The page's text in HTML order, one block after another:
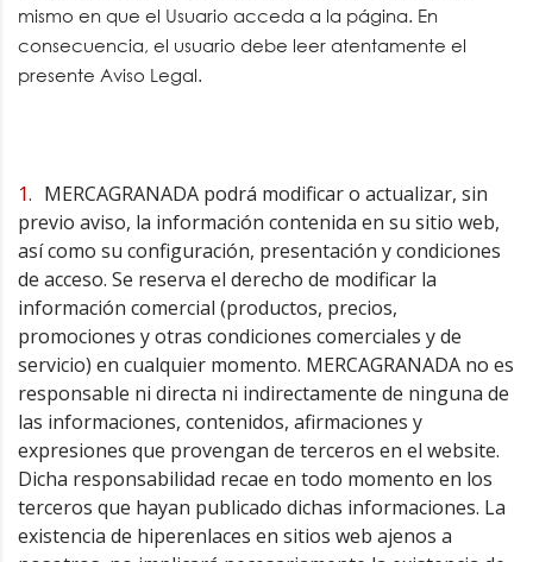
mismo en que el Usuario acceda a la página. En
consecuencia, el usuario debe leer atentamente el
presente Aviso Legal.
MERCAGRANADA podrá modificar o actualizar, sin
previo aviso, la información contenida en su sitio web,
así como su configuración, presentación y condiciones
de acceso. Se reserva el derecho de modificar la
información comercial (productos, precios,
promociones y otras condiciones comerciales y de
servicio) en cualquier momento. MERCAGRANADA no es
responsable ni directa ni indirectamente de ninguna de
las informaciones, contenidos, afirmaciones y
expresiones que provengan de terceros en el website.
Dicha responsabilidad recae en todo momento en los
terceros que hayan publicado dichas informaciones. La
existencia de hiperenlaces en sitios web ajenos a